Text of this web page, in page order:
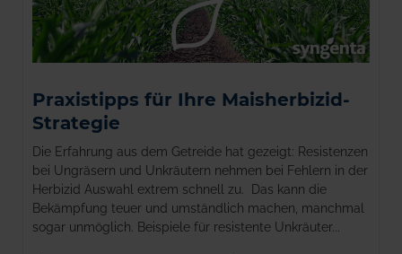
Praxistipps für Ihre Maisherbizid-
Strategie
Die Erfahrung aus dem Getreide hat gezeigt: Resistenzen
bei Ungräsern und Unkräutern nehmen bei Fehlern in der
Herbizid Auswahl extrem schnell zu. Das kann die
Bekämpfung teuer und umständlich machen, manchmal
sogar unmöglich. Beispiele für resistente Unkräuter...